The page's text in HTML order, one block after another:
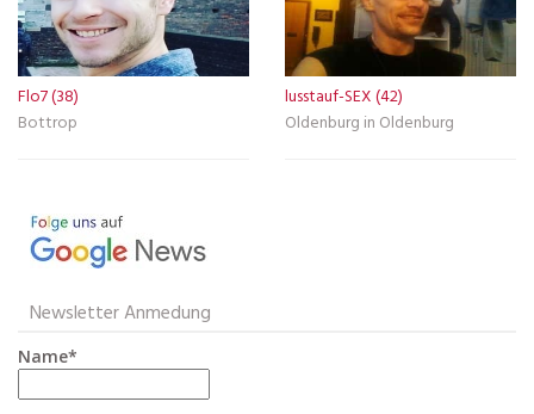
Flo7 (38)
Bottrop
lusstauf-SEX (42)
Oldenburg in Oldenburg
Newsletter Anmedung
Name*